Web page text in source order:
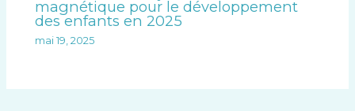
magnétique pour le développement
des enfants en 2025
mai 19, 2025